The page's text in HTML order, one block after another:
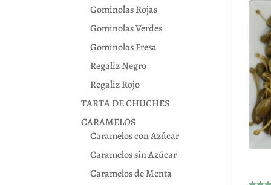
Gominolas Rojas
Gominolas Verdes
Gominolas Fresa
Regaliz Negro
Regaliz Rojo
TARTA DE CHUCHES
CARAMELOS
Caramelos con Azúcar
Caramelos sin Azúcar
Caramelos de Menta